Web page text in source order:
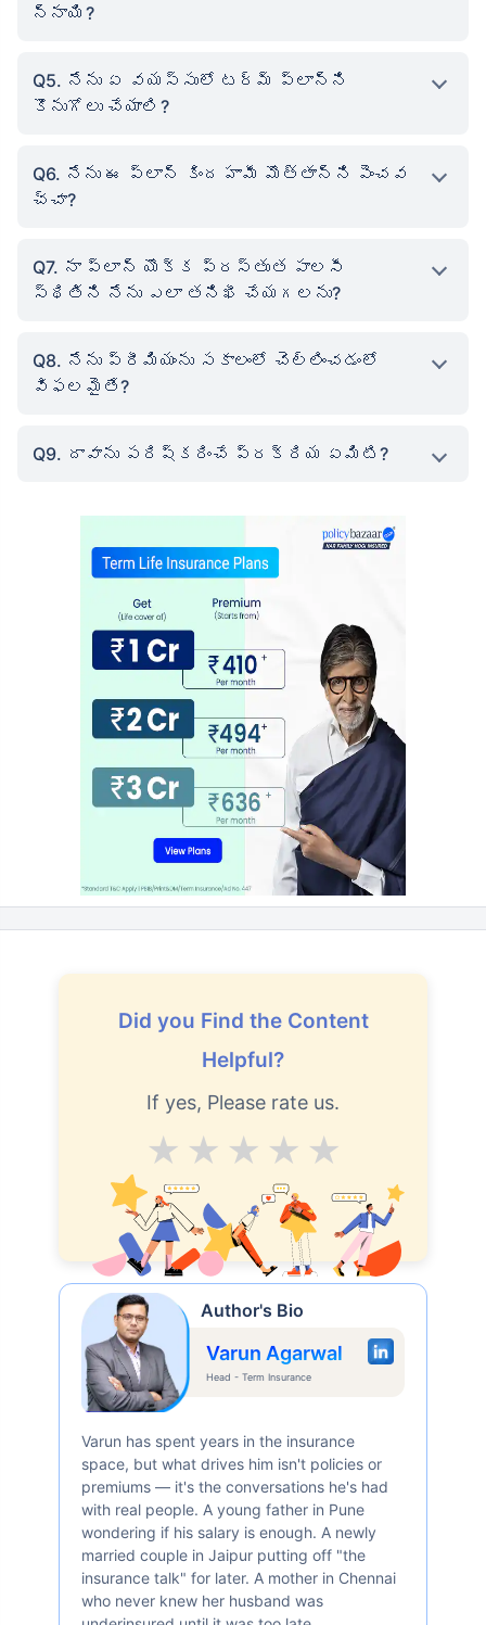
న్నాయి?
Q5. నేను ఏ వయస్సులో టర్మ్ ప్లాన్‌ని
కొనుగోలు చేయాలి?
Q6. నేను ఈ ప్లాన్ కింద హామీ మొత్తాన్ని పెంచవ
చ్చా?
Q7. నా ప్లాన్ యొక్క ప్రస్తుత పాలసీ
స్థితిని నేను ఎలా తనిఖీ చేయగలను?
Q8. నేను ప్రీమియంను సకాలంలో చెల్లించడంలో
విఫలమైతే?
Q9. దావాను పరిష్కరించే ప్రక్రియ ఏమిటి?
Did you Find the Content
Helpful?
If yes, Please rate us.
Excellent
V.Good
Good
Average
Author's Bio
Varun Agarwal
Head - Term Insurance
Varun has spent years in the insurance
space, but what drives him isn't policies or
premiums — it's the conversations he's had
with real people. A young father in Pune
wondering if his salary is enough. A newly
married couple in Jaipur putting off "the
insurance talk" for later. A mother in Chennai
who never knew her husband was